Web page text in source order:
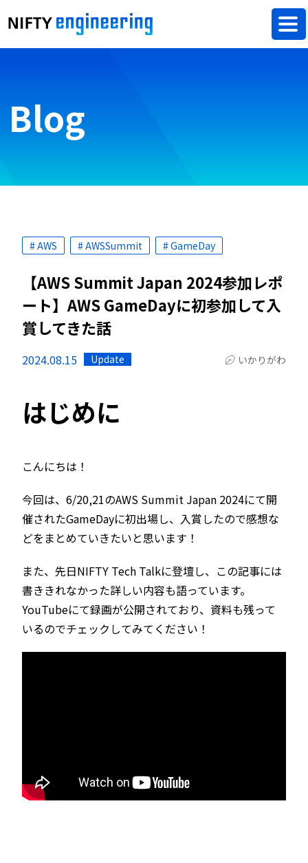
Blog
# AWS # AWSSummit # GameDay
【AWS Summit Japan 2024参加レポ
ート】AWS GameDayに初参加して入
賞してきた話
2024.08.15 Update いかりがわ
はじめに
こんにちは！
今回は、6/20,21のAWS Summit Japan 2024にて開
催されたGameDayに初出場し、入賞したので感想な
どをまとめていきたいと思います！
また、先日NIFTY Tech Talkに登壇し、この記事には
書ききれなかった詳しい内容も語っています。
YouTubeにて録画が公開されており、資料も残って
いるのでチェックしてみてください！